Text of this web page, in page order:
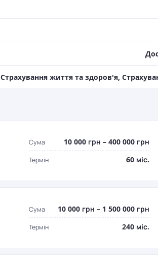
Страхування життя та здоров'я,
Сума 10 000 грн – 400 000 грн
Термін 60 міс.
Сума 10 000 грн – 1 500 000 грн
Термін 240 міс.